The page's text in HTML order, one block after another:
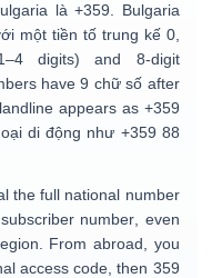
là+359 . Bulgaria
một tiền tố trung kế 0,
digits) and
8-digit
have 9 chữ số after
appears as +359
di động như +359 88
the full national number
number , even
From abroad, you
access code, then 359